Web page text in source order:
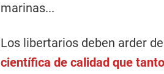
marinas...
Los libertarios deben arder
científica de calidad que